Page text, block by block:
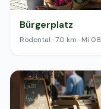
Bürgerplatz
Rödental · 7.0 km · Mi